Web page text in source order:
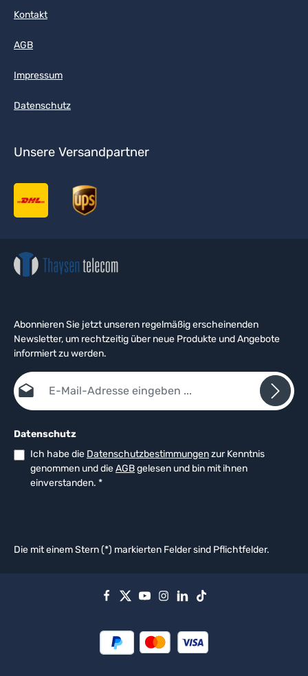
Kontakt
AGB
Impressum
Datenschutz
Unsere Versandpartner
Abonnieren Sie jetzt unseren regelmäßig erscheinenden
Newsletter, um rechtzeitig über neue Produkte und Angebote
informiert zu werden.
E-Mail-Adresse*
Datenschutz
Ich habe die Datenschutzbestimmungenzur Kenntnis
genommen und dieAGBgelesen und bin mit ihnen
einverstanden. *
Die mit einem Stern (*) markierten Felder sind Pflichtfelder.